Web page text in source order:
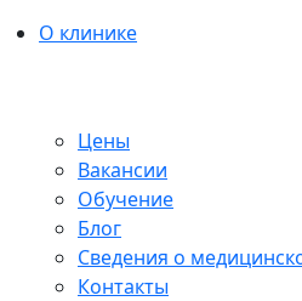
О клинике
Цены
Вакансии
Обучение
Блог
Сведения о
Контакты